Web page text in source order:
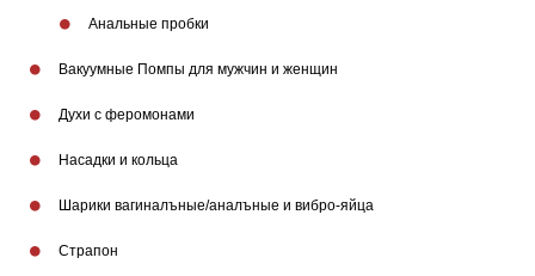
Анальные пробки
Вакуумные Помпы для мужчин и женщин
Духи с феромонами
Насадки и кольца
Шарики вагиналъные/аналъные и вибро-яйца
Страпон